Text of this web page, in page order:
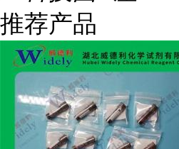
推荐产品